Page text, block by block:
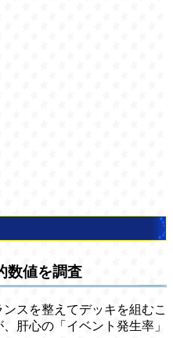
数値を調査
スを整えてデッキを組むこ
肝心の「イベント発生率」